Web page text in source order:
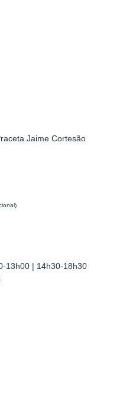
Jaime Cortesão
13h00 | 14h30-18h30